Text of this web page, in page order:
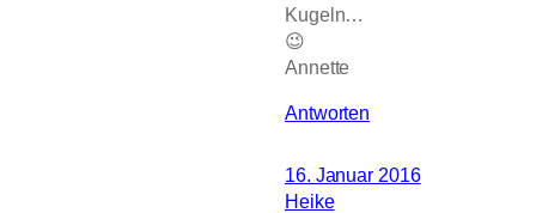
Kugeln…
😉
Annette
Antworten
16. Januar 2016
Heike